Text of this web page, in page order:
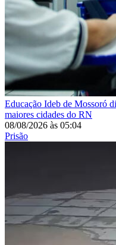
Educação Ideb de Mossoró
maiores cidades do RN
08/08/2026 às 05:04
Prisão